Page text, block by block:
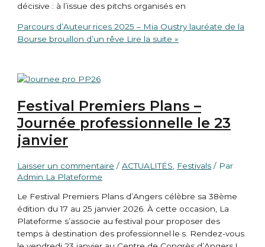
décisive : à l’issue des pitchs organisés en
Parcours d’Auteur·rices 2025 – Mia Oustry lauréate de la
Bourse brouillon d’un rêve Lire la suite »
Festival Premiers Plans –
Journée professionnelle le 23
janvier
Laisser un commentaire /ACTUALITÉS Festivals / Par
Admin La Plateforme
Le Festival Premiers Plans d’Angers célèbre sa 38ème
édition du 17 au 25 janvier 2026. À cette occasion, La
Plateforme s’associe au festival pour proposer des
temps à destination des professionnel·le·s. Rendez-vous